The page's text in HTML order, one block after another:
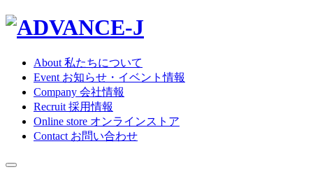
About 私たちについて
Event お知らせ・イベント情報
Company 会社情報
Recruit 採用情報
Online store オンラインストア
Contact お問い合わせ